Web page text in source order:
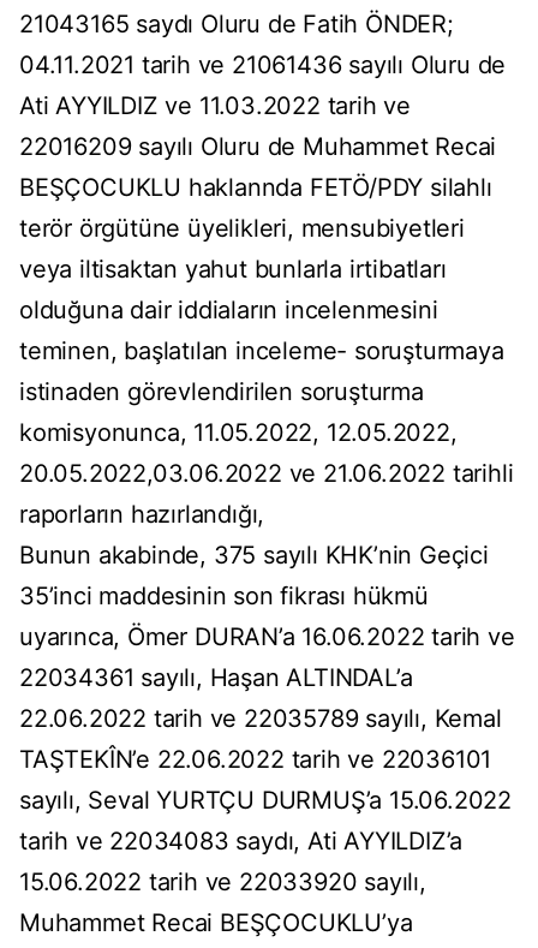
21043165 saydı Oluru de Fatih ÖNDER;
04.11.2021 tarih ve 21061436 sayılı Oluru de
Ati AYYILDIZ ve 11.03.2022 tarih ve
22016209 sayılı Oluru de Muhammet Recai
BEŞÇOCUKLU haklannda FETÖ/PDY silahlı
terör örgütüne üyelikleri, mensubiyetleri
veya iltisaktan yahut bunlarla irtibatları
olduğuna dair iddiaların incelenmesini
teminen, başlatılan inceleme- soruşturmaya
istinaden görevlendirilen soruşturma
komisyonunca, 11.05.2022, 12.05.2022,
20.05.2022,03.06.2022 ve 21.06.2022 tarihli
raporların hazırlandığı,
Bunun akabinde, 375 sayılı KHK’nin Geçici
35’inci maddesinin son fikrası hükmü
uyarınca, Ömer DURAN’a 16.06.2022 tarih ve
22034361 sayılı, Haşan ALTINDAL’a
22.06.2022 tarih ve 22035789 sayılı, Kemal
TAŞTEKÎN’e 22.06.2022 tarih ve 22036101
sayılı, Seval YURTÇU DURMUŞ’a 15.06.2022
tarih ve 22034083 saydı, Ati AYYILDIZ’a
15.06.2022 tarih ve 22033920 sayılı,
Muhammet Recai BEŞÇOCUKLU’ya